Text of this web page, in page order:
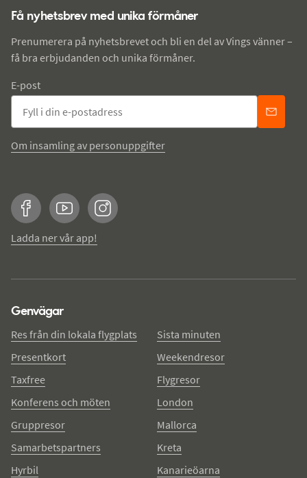
Få nyhetsbrev med unika förmåner
Prenumerera på nyhetsbrevet och bli en del av Vings vänner –
få bra erbjudanden och unika förmåner.
E-post
Om insamling av personuppgifter
FacebookYouTubeInstagram
Ladda ner vår app!
Genvägar
Res från din lokala flygplats
Presentkort
Taxfree
Konferens och möten
Gruppresor
Samarbetspartners
Hyrbil
Sista minuten
Weekendresor
Flygresor
London
Mallorca
Kreta
Kanarieöarna